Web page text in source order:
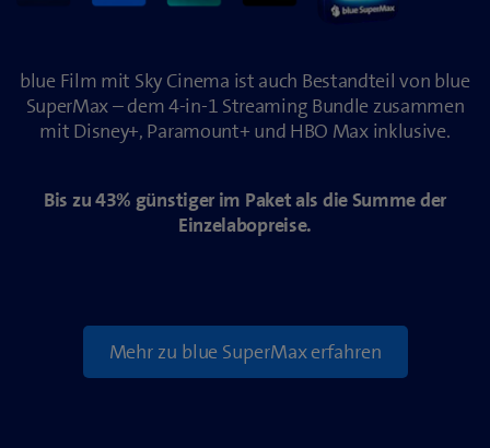
blue Film mit Sky Cinema ist auch Bestandteil von blue
SuperMax – dem 4-in-1 Streaming Bundle zusammen
mit Disney+, Paramount+ und HBO Max inklusive.
Bis zu 43% günstiger im Paket als die Summe der
Einzelabopreise.
Mehr zu blue SuperMax erfahren